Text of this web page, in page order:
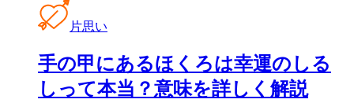
片思い
手の甲にあるほくろは幸運のしる
しって本当？意味を詳しく解説